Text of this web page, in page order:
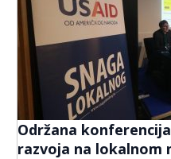
Održana
razvoja na lokalnom